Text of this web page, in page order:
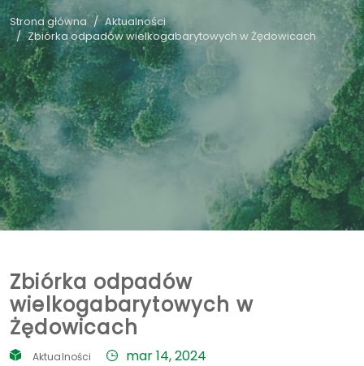
Strona główna
Aktualności
Zbiórka odpadów wielkogabarytowych w Żędowicach
Zbiórka odpadów
wielkogabarytowych w
Żędowicach
Aktualności
mar 14, 2024